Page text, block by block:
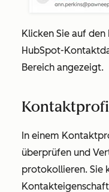
Klicken Sie auf
HubSpot-
Bereich angezeigt.
In einem
überprüfen und
protokollieren. Sie